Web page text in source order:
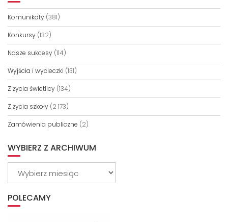
Komunikaty (381)
Konkursy (132)
Nasze sukcesy (114)
Wyjścia i wycieczki (131)
Z życia świetlicy (134)
Z życia szkoły (2 173)
Zamówienia publiczne (2)
WYBIERZ Z ARCHIWUM
POLECAMY